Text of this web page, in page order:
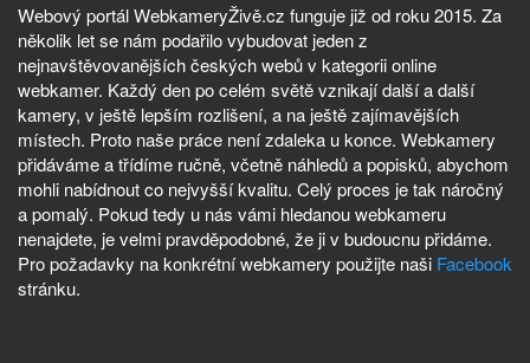
Webový portál WebkameryŽivě.cz funguje již od roku 2015. Za
několik let se nám podařilo vybudovat jeden z
nejnavštěvovanějších českých webů v kategorii online
webkamer. Každý den po celém světě vznikají další a další
kamery, v ještě lepším rozlišení, a na ještě zajímavějších
místech. Proto naše práce není zdaleka u konce. Webkamery
přidáváme a třídíme ručně, včetně náhledů a popisků, abychom
mohli nabídnout co nejvyšší kvalitu. Celý proces je tak náročný
a pomalý. Pokud tedy u nás vámi hledanou webkameru
nenajdete, je velmi pravděpodobné, že ji v budoucnu přidáme.
Pro požadavky na konkrétní webkamery použijte naši Facebook
stránku.